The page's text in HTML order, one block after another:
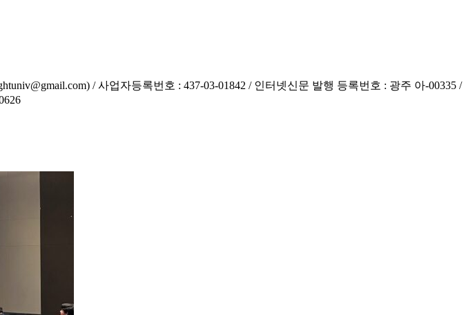
/ 사업자등록번호 : 437-03-01842 / 인터넷신문 발행 등록번호 : 광주 아-00335 /